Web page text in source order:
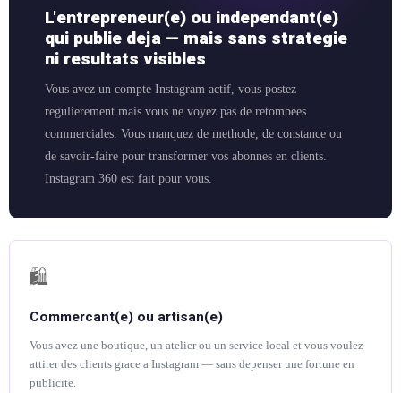
L'entrepreneur(e) ou independant(e)
qui publie deja — mais sans strategie
ni resultats visibles
Vous avez un compte Instagram actif, vous postez
regulierement mais vous ne voyez pas de retombees
commerciales. Vous manquez de methode, de constance ou
de savoir-faire pour transformer vos abonnes en clients.
Instagram 360 est fait pour vous.
🛍️
Commercant(e) ou artisan(e)
Vous avez une boutique, un atelier ou un service local et vous voulez
attirer des clients grace a Instagram — sans depenser une fortune en
publicite.